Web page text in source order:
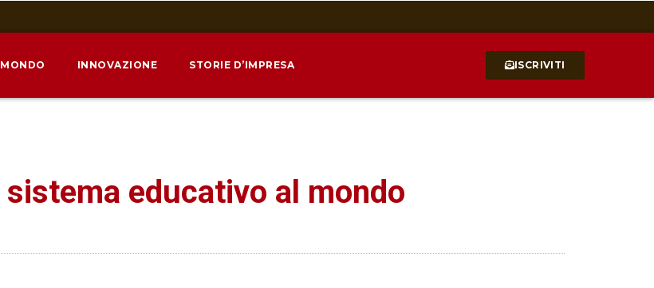
MONDO INNOVAZIONE STORIE D’IMPRESA ISCRIVITI
educativo al mondo